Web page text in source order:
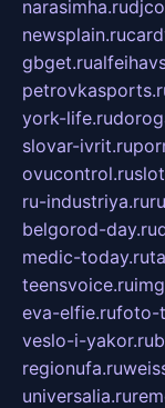
narasimha.ru
newsplain.ru
gbget.ru
york-life.ru
slovar-ivrit.ru
ovucontrol.ru
ru-industriya.ru
belgorod-day.ru
medic-today.ru
teensvoice.ru
eva-elfie.rufoto-
veslo-i-yakor.ru
regionufa.ru
universalia.ru